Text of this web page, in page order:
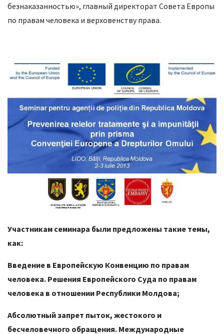
безнаказанностью», главный директорат Совета Европы
по правам человека и верховенству права.
Участникам семинара были предложены такие темы,
как:
Введение в Европейскую Конвенцию по правам
человека. Решения Европейского Суда по правам
человека в отношении Республики Молдова;
Абсолютный запрет пыток, жестокого и
бесчеловечного обращения. Международные